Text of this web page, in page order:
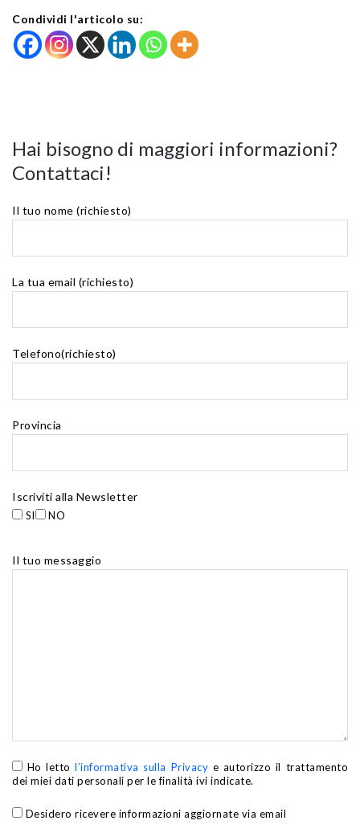
Condividi l'articolo su:
Hai bisogno di maggiori informazioni?
Contattaci!
Il tuo nome (richiesto)
La tua email (richiesto)
Telefono(richiesto)
Provincia
Iscriviti alla Newsletter
SI NO
Il tuo messaggio
Ho lettol’informativa sulla Privacy e autorizzo il trattamento
dei miei dati personali per le finalità ivi indicate.
Desidero ricevere informazioni aggiornate via email